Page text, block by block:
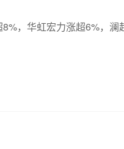
，华虹宏力涨超6%，澜